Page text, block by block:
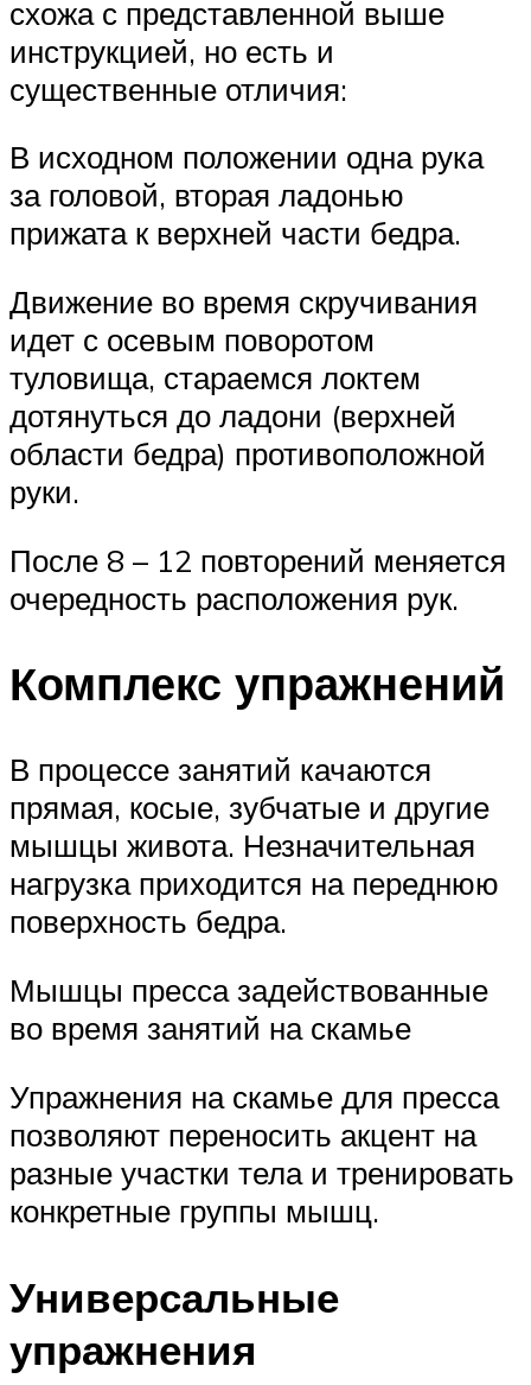
схожа с представленной выше
инструкцией, но есть и
существенные отличия:
В исходном положении одна рука
за головой, вторая ладонью
прижата к верхней части бедра.
Движение во время скручивания
идет с осевым поворотом
туловища, стараемся локтем
дотянуться до ладони (верхней
области бедра) противоположной
руки.
После 8 – 12 повторений меняется
очередность расположения рук.
Комплекс упражнений
В процессе занятий качаются
прямая, косые, зубчатые и другие
мышцы живота. Незначительная
нагрузка приходится на переднюю
поверхность бедра.
Мышцы пресса задействованные
во время занятий на скамье
Упражнения на скамье для пресса
позволяют переносить акцент на
разные участки тела и тренировать
конкретные группы мышц.
Универсальные
упражнения